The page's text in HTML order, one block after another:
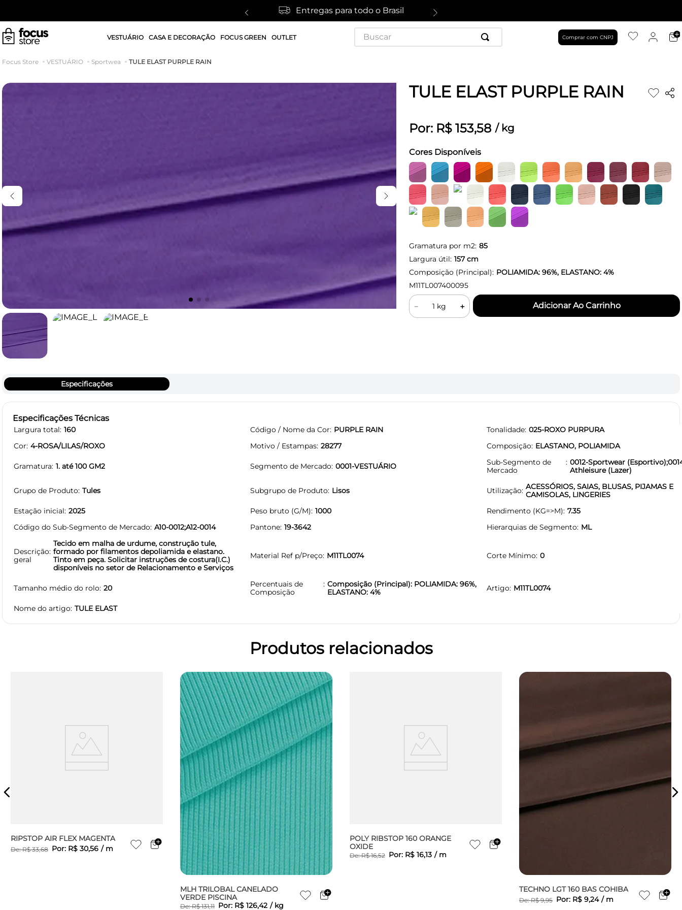
Entregas para todo o Brasil
VESTUÁRIO CASA E DECORAÇÃO FOCUS GREEN OUTLET
Buscar
Comprar com CNPJ
VESTUÁRIO Sportwea TULE ELAST PURPLE RAIN
TULE ELAST PURPLE RAIN
Por: R$ 153,58 / kg
Cores Disponíveis
Gramatura por m2: 85
Largura útil: 157cm
Composição (Principal): POLIAMIDA: 96%, ELASTANO: 4%
M11TL007400095
＋
－
Especificações
Especificações Técnicas
Largura total 160 Código / Nome da Cor PURPLE RAIN Tonalidade 025-ROXO PURPURA
Cor 4-ROSA/LILAS/ROXO Motivo / Estampas 28277 Composição ELASTANO, POLIAMIDA
Gramatura 1. até 100 GM2 Segmento de Mercado 0001-VESTUÁRIO
Sub-Segmento de
Mercado
0012-Sportwear
Athleisure (Lazer)
Grupo de Produto Tules Subgrupo de Produto Lisos Utilização ACESSÓRIOS, SAIAS, BLUSAS, PIJAMAS E
CAMISOLAS, LINGERIES
Estação inicial 2025 Peso bruto (G/M) 1000 Rendimento (KG=>M) 7.35
Código do Sub-Segmento de Mercado A10-0012;A12-0014 Pantone 19-3642 Hierarquias de Segmento ML
Descrição
geral
Tecido em malha de urdume, construção tule,
formado por filamentos depoliamida e elastano.
Tinto em peça. Solicitar instruções de costura(I.C.)
disponíveis no setor de Relacionamento e Serviços
Material Ref p/Preço M11TL0074 Corte Mínimo 0
Tamanho médio do rolo 20
Percentuais de
Composição
Composição (Principal): POLIAMIDA: 96%,
ELASTANO: 4%
Artigo M11TL0074
Nome do artigo TULE ELAST
Produtos relacionados
RIPSTOP AIR FLEX MAGENTA
De:R$ 33,68 Por: R$ 30,56 / m
MLH TRILOBAL CANELADO
VERDE PISCINA
De:R$ 131,11 Por: R$ 126,42 / kg
POLY RIBSTOP 160 ORANGE
OXIDE
De:R$ 16,52 Por: R$ 16,13 / m
TECHNO LGT 160 BAS COHIBA
De:R$ 9,95 Por: R$ 9,24 / m